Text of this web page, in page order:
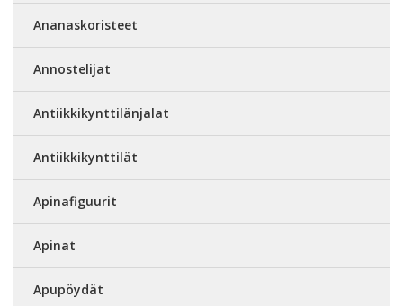
Ananaskoristeet
Annostelijat
Antiikkikynttilänjalat
Antiikkikynttilät
Apinafiguurit
Apinat
Apupöydät